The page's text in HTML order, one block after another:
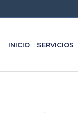
INICIO SERVICIOS